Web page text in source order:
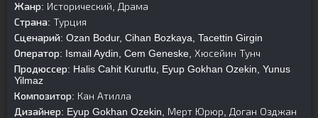
Жанр: Исторический, Драма
Страна: Турция
Сценарий: Ozan Bodur, Cihan Bozkaya, Tacettin Girgin
Оператор: Ismail Aydin, Cem Geneske, Хюсейин Тунч
Продюссер: Halis Cahit Kurutlu, Eyup Gokhan Ozekin, Yunus
Yilmaz
Композитор: Кан Атилла
Дизайнер: Eyup Gokhan Ozekin, Мерт Юрюр, Доган Озджан